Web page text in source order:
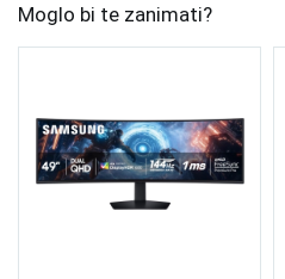
Moglo bi te zanimati?